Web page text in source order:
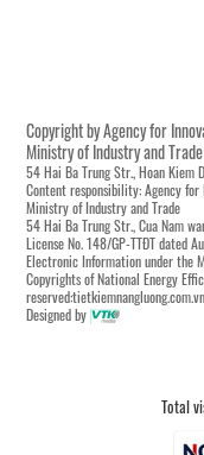
Copyright by Agency for
Ministry of Industry and Trade
54 Hai Ba Trung Str., Hoan Kiem
Content responsibility: Agency
Ministry of Industry and Trade
54 Hai Ba Trung Str., Cua Nam
License No. 148/GP-TTĐT dated
Electronic Information under the
Copyrights of National Energy
Designed by
Total